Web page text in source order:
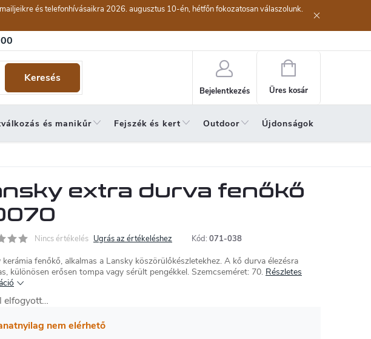
és telefonhívásaikra 2026. augusztus 10-én, hétfőn fokozatosan válaszolunk.
feltételek
Keresés
Bejelentkezés
Kosár
Üres kosár
és manikűr Fejszék és kert Outdoor Újdonságok
extra durva fenőkő
Nincs értékelés Ugrás az értékeléshez Kód: 071-038
kerámia fenőkő, alkalmas a Lansky köszörülőkészletekhez. A kő durva élezésra
különösen erősen tompa vagy sérült pengékkel. Szemcseméret: 70. Részletes
elfogyott…
nem elérhető